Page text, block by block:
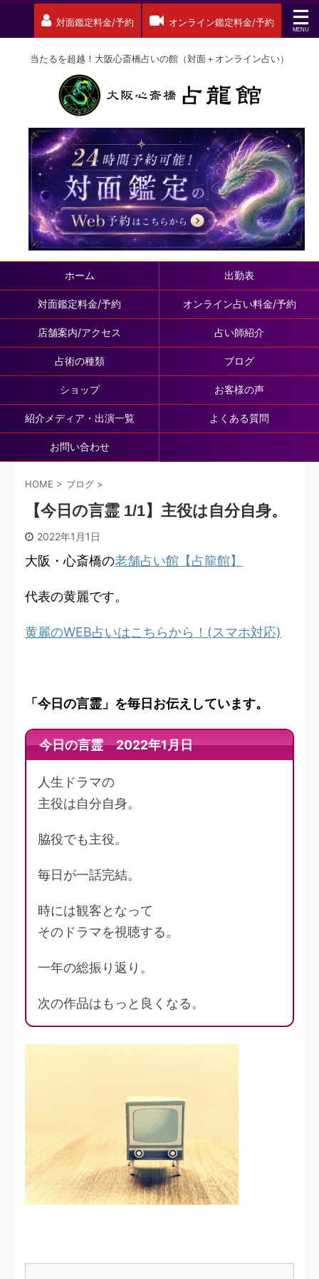
対面鑑定料金/予約 オンライン鑑定料金/予約
当たるを超越！大阪心斎橋占いの館（対面＋オンライン占い）
ホーム 出勤表
対面鑑定料金/予約 オンライン占い料金/予約
店舗案内/アクセス 占い師紹介
占術の種類 ブログ
ショップ お客様の声
紹介メディア・出演一覧 よくある質問
お問い合わせ
HOME > ブログ >
【今日の言霊 1/1】主役は自分自身。
2022年1月1日
大阪・心斎橋の老舗占い館【占龍館】
代表の黄麗です。
黄麗のWEB占いはこちらから！(スマホ対応)
「今日の言霊」を毎日お伝えしています。
今日の言霊 2022年1月日
人生ドラマの
主役は自分自身。
脇役でも主役。
毎日が一話完結。
時には観客となって
そのドラマを視聴する。
一年の総振り返り。
次の作品はもっと良くなる。